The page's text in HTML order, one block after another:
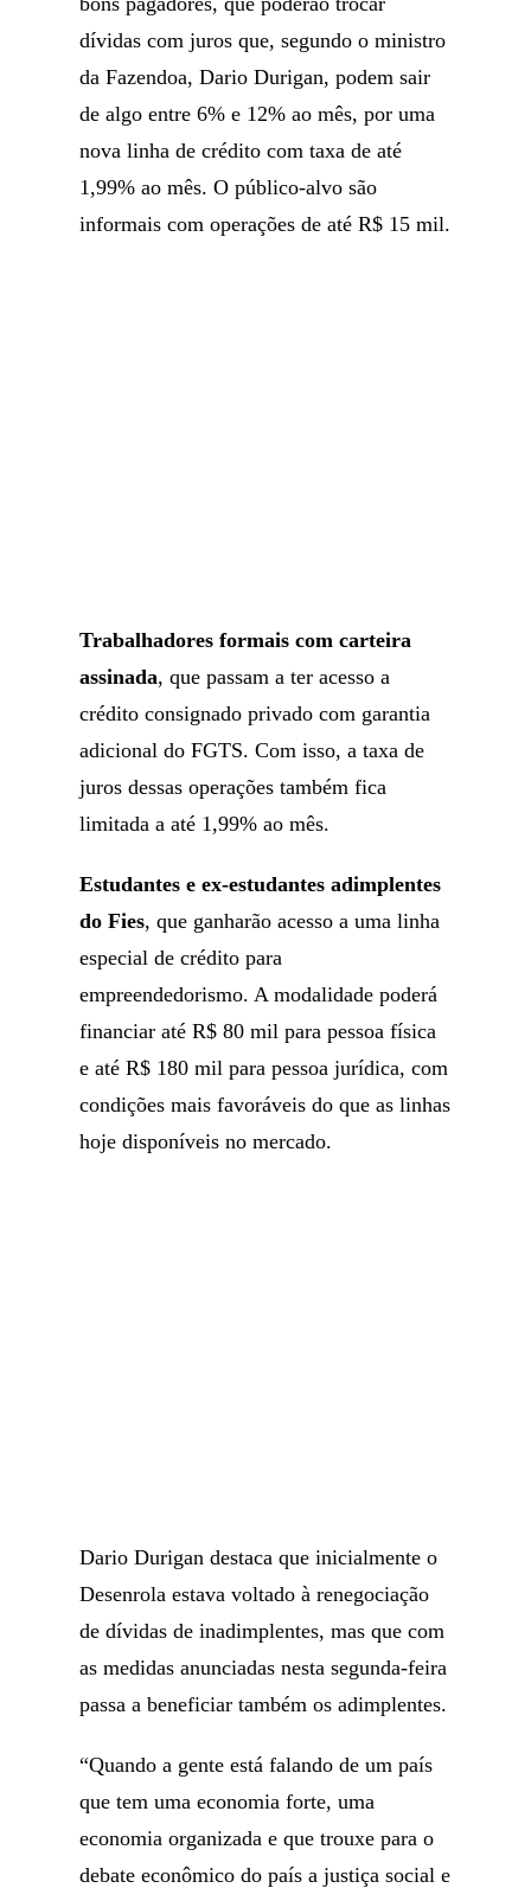
dívidas com juros que, segundo o ministro
da Fazendoa, Dario Durigan, podem sair
de algo entre 6% e 12% ao mês, por uma
nova linha de crédito com taxa de até
1,99% ao mês. O público-alvo são
informais com operações de até R$ 15 mil.
Trabalhadores formais com carteira
assinada, que passam a ter acesso a
crédito consignado privado com garantia
adicional do FGTS. Com isso, a taxa de
juros dessas operações também fica
limitada a até 1,99% ao mês.
Estudantes e ex-estudantes adimplentes
do Fies, que ganharão acesso a uma linha
especial de crédito para
empreendedorismo. A modalidade poderá
financiar até R$ 80 mil para pessoa física
e até R$ 180 mil para pessoa jurídica, com
condições mais favoráveis do que as linhas
hoje disponíveis no mercado.
Dario Durigan destaca que inicialmente o
Desenrola estava voltado à renegociação
de dívidas de inadimplentes, mas que com
as medidas anunciadas nesta segunda-feira
passa a beneficiar também os adimplentes.
“Quando a gente está falando de um país
que tem uma economia forte, uma
economia organizada e que trouxe para o
debate econômico do país a justiça social e